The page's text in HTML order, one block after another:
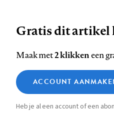
ons
op
Facebook
ons
ons
ons
Footer
navigation
Contact Colofon Disclaimer
Zie onze cookie policy
Analytische cookies
Marketing cookies
Gratis dit artikel
Maak met2 klikkeneen
ACCOUNT
Heb je al een account of een